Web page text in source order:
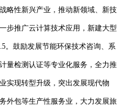
略性新兴产业，推动新领域、新技
步推广云计算技术应用，新建大型
。鼓励发展节能环保技术咨询、系
量检测认证等专业化服务，全力推
实现转型升级，突出发展现代物
外包等生产性服务业，大力发展旅